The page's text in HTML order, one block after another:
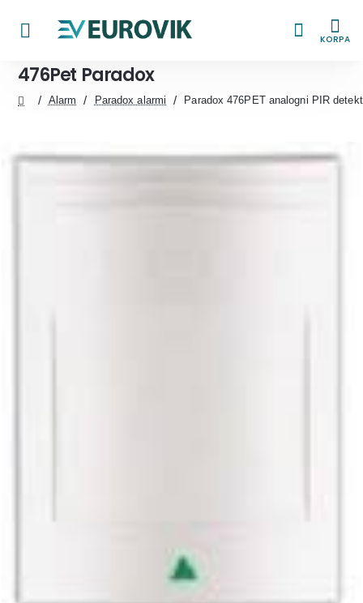
KORPA
476Pet Paradox
Alarm Paradox alarmi Paradox 476PET analogni PIR